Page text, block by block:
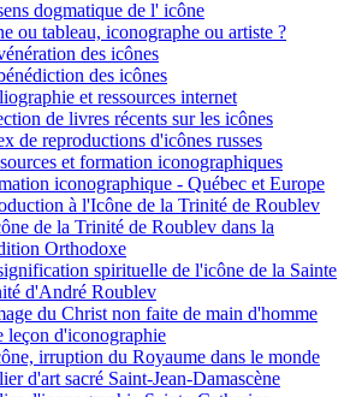
dogmatique de l' icône
ou tableau, iconographe ou artiste ?
des icônes
des icônes
et ressources internet
de livres récents sur les icônes
de reproductions d'icônes russes
et formation iconographiques
iconographique - Québec et Europe
à l'Icône de la Trinité de Roublev
de la Trinité de Roublev dans la
Orthodoxe
spirituelle de l'icône de la Sainte
d'André Roublev
du Christ non faite de main d'homme
leçon d'iconographie
irruption du Royaume dans le monde
d'art sacré Saint-Jean-Damascène